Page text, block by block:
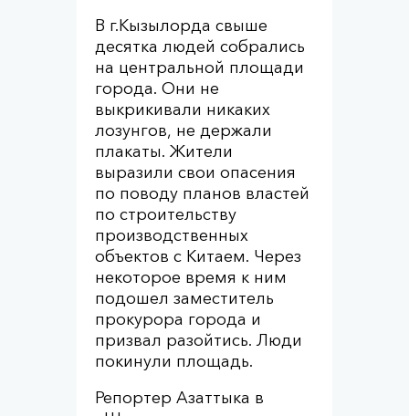
В г.Кызылорда свыше
десятка людей собрались
на центральной площади
города. Они не
выкрикивали никаких
лозунгов, не держали
плакаты. Жители
выразили свои опасения
по поводу планов властей
по строительству
производственных
объектов с Китаем. Через
некоторое время к ним
подошел заместитель
прокурора города и
призвал разойтись. Люди
покинули площадь.
Репортер Азаттыка в